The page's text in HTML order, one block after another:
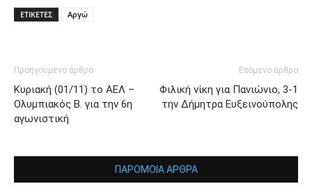
ΕΤΙΚΕΤΕΣ Αργώ
Προηγούμενο άρθρο
Κυριακή (01/11) το ΑΕΛ –
Ολυμπιακός Β. για την 6η
αγωνιστική
Επόμενο άρθρο
Φιλική νίκη για Πανιώνιο, 3-1
την Δήμητρα Ευξεινούπολης
ΠΑΡΟΜΟΙΑ ΑΡΘΡΑ